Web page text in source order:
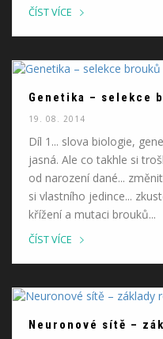
ČÍST VÍCE
Genetika – selekce
19. 08. 2014
Díl 1... slova biologie,
jasná. Ale co takhle si
od narození dané...
si vlastního jedince...
křížení a mutaci brouků...
ČÍST VÍCE
Neuronové sítě –